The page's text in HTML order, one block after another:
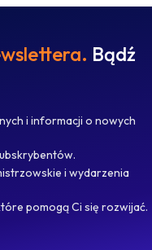
Bądź
i informacji o nowych
i wydarzenia
pomogą Ci się rozwijać.